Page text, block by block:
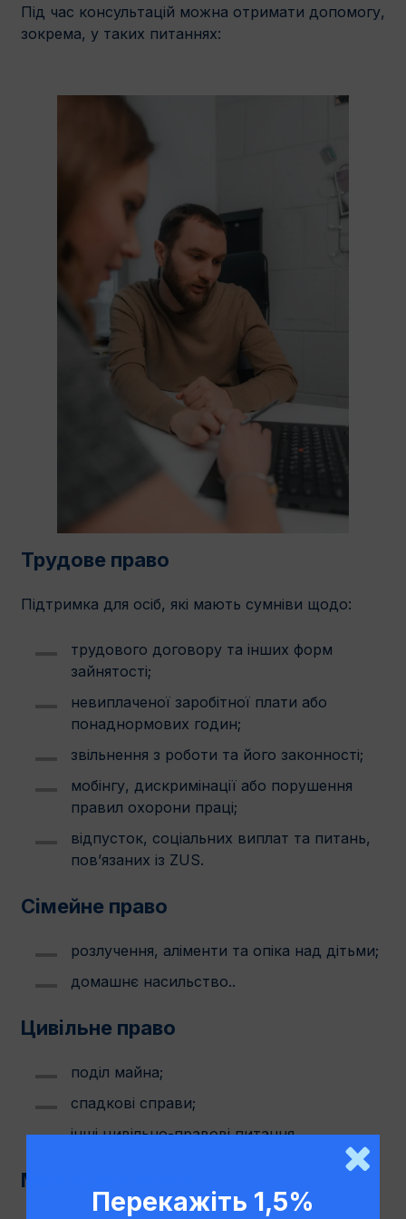
Під час консультацій можна отримати допомогу,
зокрема, у таких питаннях:
Трудове право
Підтримка для осіб, які мають сумніви щодо:
трудового договору та інших форм
зайнятості;
невиплаченої заробітної плати або
понаднормових годин;
звільнення з роботи та його законності;
мобінгу, дискримінації або порушення
правил охорони праці;
відпусток, соціальних виплат та питань,
пов’язаних із ZUS.
Сімейне право
розлучення, аліменти та опіка над дітьми;
домашнє насильство..
Цивільне право
поділ майна;
спадкові справи;
інші цивільно-правові питання.
Міграційне право
Перекажіть 1,5%